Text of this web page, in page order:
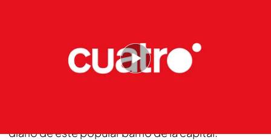
diario de este popular barrio de la capital.